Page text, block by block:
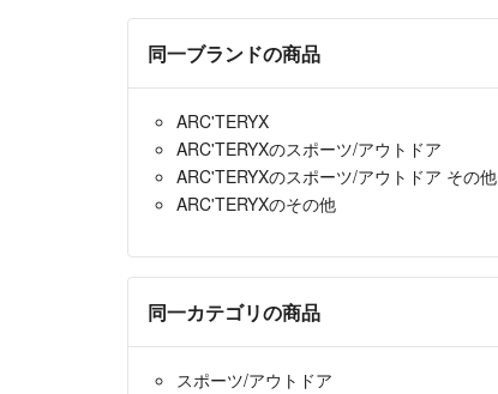
同一ブランドの商品
ARC'TERYX
ARC'TERYXのスポーツ/アウトドア
ARC'TERYXのスポーツ/アウトドア その他
ARC'TERYXのその他
同一カテゴリの商品
スポーツ/アウトドア